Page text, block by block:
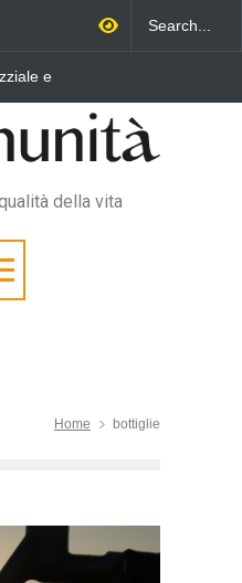
e
della vita
Home bottiglie